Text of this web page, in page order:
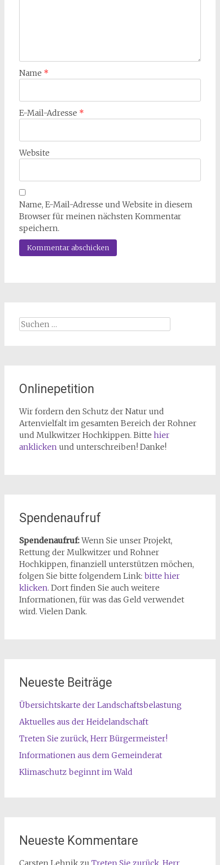
Name *
E-Mail-Adresse *
Website
Name, E-Mail-Adresse und Website in diesem
Browser für meinen nächsten Kommentar
speichern.
Suchen
Onlinepetition
Wir fordern den Schutz der Natur und
Artenvielfalt im gesamten Bereich der Rohner
und Mulkwitzer Hochkippen. Bitte hier
anklickenund unterschreiben! Danke!
Spendenaufruf
Spendenaufruf:Wenn Sie unser Projekt,
Rettung der Mulkwitzer und Rohner
Hochkippen, finanziell unterstützen möchen,
folgen Sie bitte folgendem Link: bitte hier
klicken. Dort finden Sie auch weitere
Informationen, für was das Geld verwendet
wird. Vielen Dank.
Neueste Beiträge
Übersichtskarte der Landschaftsbelastung
Aktuelles aus der Heidelandschaft
Treten Sie zurück, Herr Bürgermeister!
Informationen aus dem Gemeinderat
Klimaschutz beginnt im Wald
Neueste Kommentare